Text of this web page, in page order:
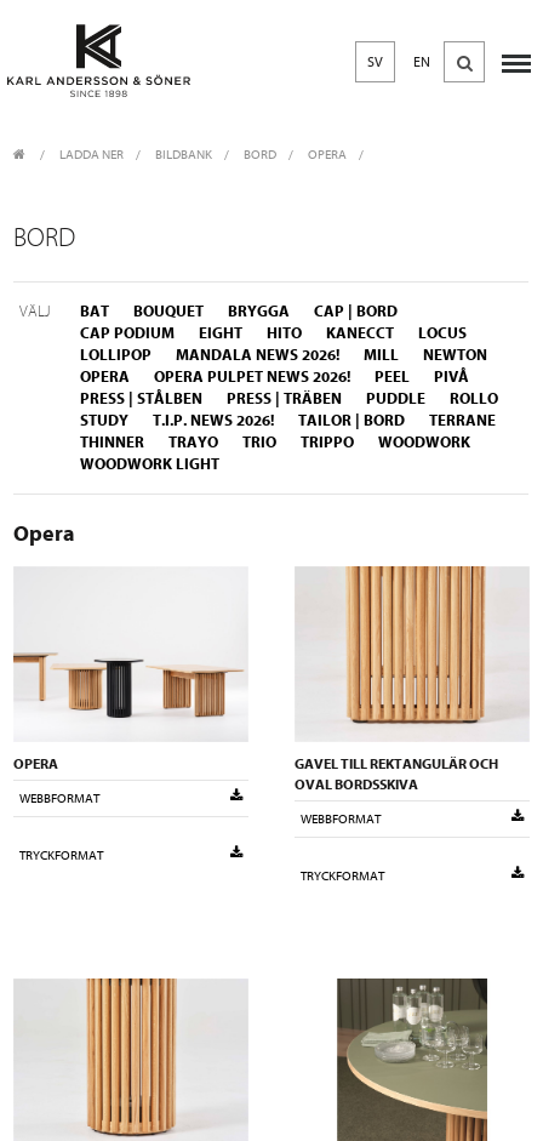
SV EN
LADDA NER / BILDBANK / BORD OPERA
BORD
VÄLJ BAT BOUQUET BRYGGA
CAP | BORD
CAP PODIUM
EIGHT HITO KANECCT
LOCUS
LOLLIPOP
MANDALA NEWS 2026! MILL
NEWTON
OPERA
OPERA PULPET NEWS 2026! PEEL
PIVÅ
PRESS | STÅLBEN
PRESS | TRÄBEN PUDDLE
ROLLO
STUDY
T.I.P. NEWS 2026! TAILOR | BORD
TERRANE
THINNER
TRAYO TRIO TRIPPO
WOODWORK
WOODWORK LIGHT
Opera
OPERA
WEBBFORMAT
TRYCKFORMAT
GAVEL TILL REKTANGULÄR OCH
OVAL BORDSSKIVA
WEBBFORMAT
TRYCKFORMAT